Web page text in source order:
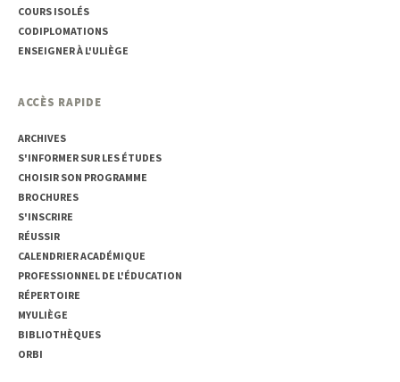
COURS ISOLÉS
CODIPLOMATIONS
ENSEIGNER À L'ULIÈGE
ACCÈS RAPIDE
ARCHIVES
S'INFORMER SUR LES ÉTUDES
CHOISIR SON PROGRAMME
BROCHURES
S'INSCRIRE
RÉUSSIR
CALENDRIER ACADÉMIQUE
PROFESSIONNEL DE L'ÉDUCATION
RÉPERTOIRE
MYULIÈGE
BIBLIOTHÈQUES
ORBI